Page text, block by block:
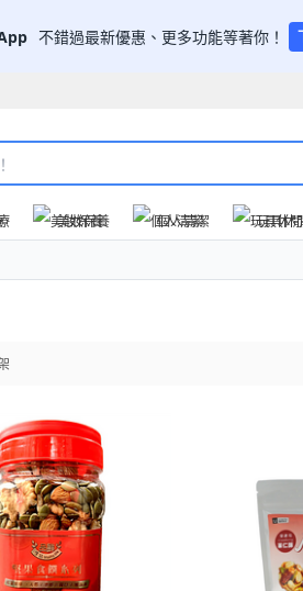
不錯過最新優惠、更多功能等著你！
美妝保養 個人清潔 玩具休